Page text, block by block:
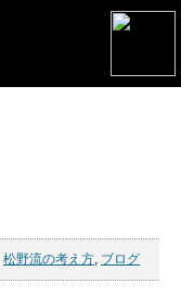
松野流の考え方, ブログ